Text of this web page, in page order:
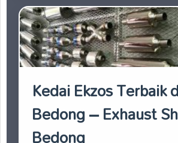
Kedai Ekzos Terbaik
Bedong – Exhaust